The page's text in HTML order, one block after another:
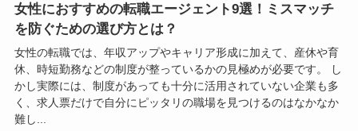
女性におすすめの転職エージェント9選！ミスマッチ
を防ぐための選び方とは？
女性の転職では、年収アップやキャリア形成に加えて、産休や育
休、時短勤務などの制度が整っているかの見極めが必要です。 し
かし実際には、制度があっても十分に活用されていない企業も多
く、求人票だけで自分にピッタリの職場を見つけるのはなかなか
難し...